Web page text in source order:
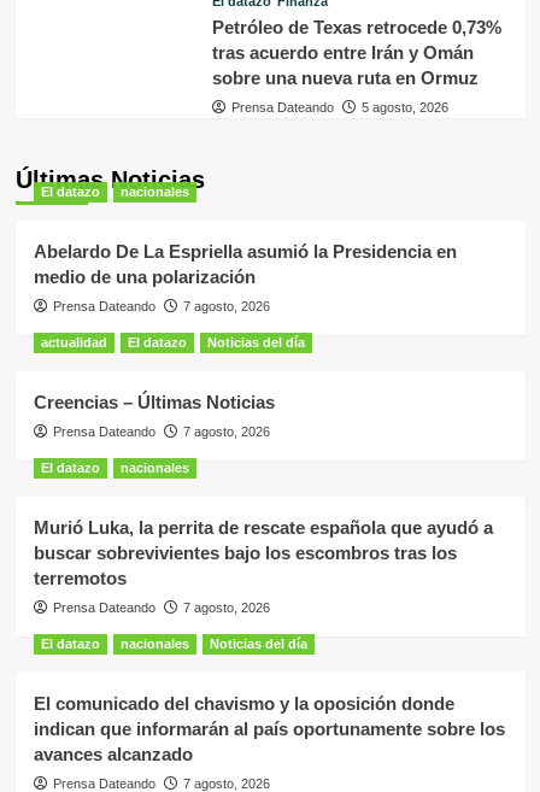
Petróleo de Texas retrocede 0,73%
tras acuerdo entre Irán y Omán
sobre una nueva ruta en Ormuz
Prensa Dateando 5 agosto, 2026
Últimas Noticias
El datazo nacionales
Abelardo De La Espriella asumió la Presidencia en
medio de una polarización
Prensa Dateando 7 agosto, 2026
actualidad El datazo Noticias del día
Creencias – Últimas Noticias
Prensa Dateando 7 agosto, 2026
El datazo nacionales
Murió Luka, la perrita de rescate española que ayudó a
buscar sobrevivientes bajo los escombros tras los
terremotos
Prensa Dateando 7 agosto, 2026
El datazo nacionales Noticias del día
El comunicado del chavismo y la oposición donde
indican que informarán al país oportunamente sobre los
avances alcanzado
Prensa Dateando 7 agosto, 2026